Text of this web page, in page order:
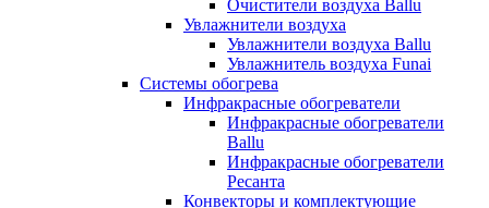
Очистители воздуха Ballu
Увлажнители воздуха
Увлажнители воздуха Ballu
Увлажнитель воздуха Funai
Системы обогрева
Инфракрасные обогреватели
Инфракрасные обогреватели
Ballu
Инфракрасные обогреватели
Ресанта
Конвекторы и комплектующие